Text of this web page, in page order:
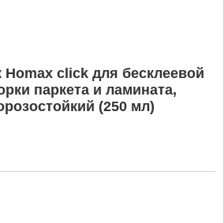
click для бесклеевой
паркета и ламината,
(250 мл)